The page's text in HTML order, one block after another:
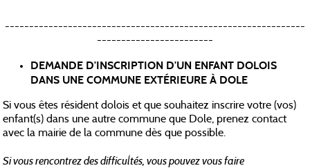
--------------------------------------------------------------
------------------------
DEMANDE D'INSCRIPTION D'UN ENFANT DOLOIS
DANS UNE COMMUNE EXTÉRIEURE À DOLE
Si vous êtes résident dolois et que souhaitez inscrire votre (vos)
enfant(s) dans une autre commune que Dole, prenez contact
avec la mairie de la commune dès que possible.
Si vous rencontrez des difficultés, vous pouvez vous faire